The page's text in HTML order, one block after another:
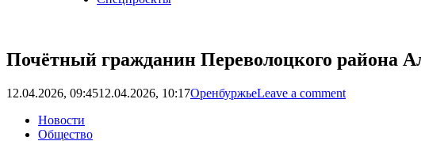
Почётный гражданин Переволоцкого района
12.04.2026, 09:4512.04.2026, 10:17ОренбуржьеLeave a comment
Новости
Общество